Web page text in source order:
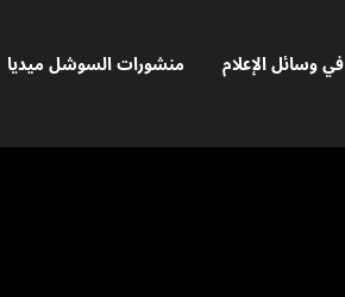
في وسائل الإعلام منشورات السوشل ميديا